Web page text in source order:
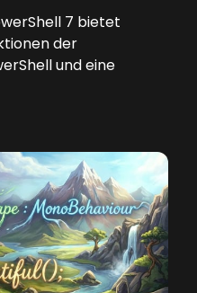
7 bietet
der
und eine